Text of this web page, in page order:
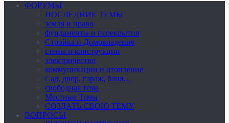
ФОРУМЫ
ПОСЛЕДНИЕ ТЕМЫ
земля и право
фундаменты и перекрытия
Стройка и Домовладение
стены и конструкции
электричество
коммуникации и отопление
Cад, двор, гараж, баня…
свободная тема
Местные Темы
СОЗДАТЬ СВОЮ ТЕМУ
ВОПРОСЫ